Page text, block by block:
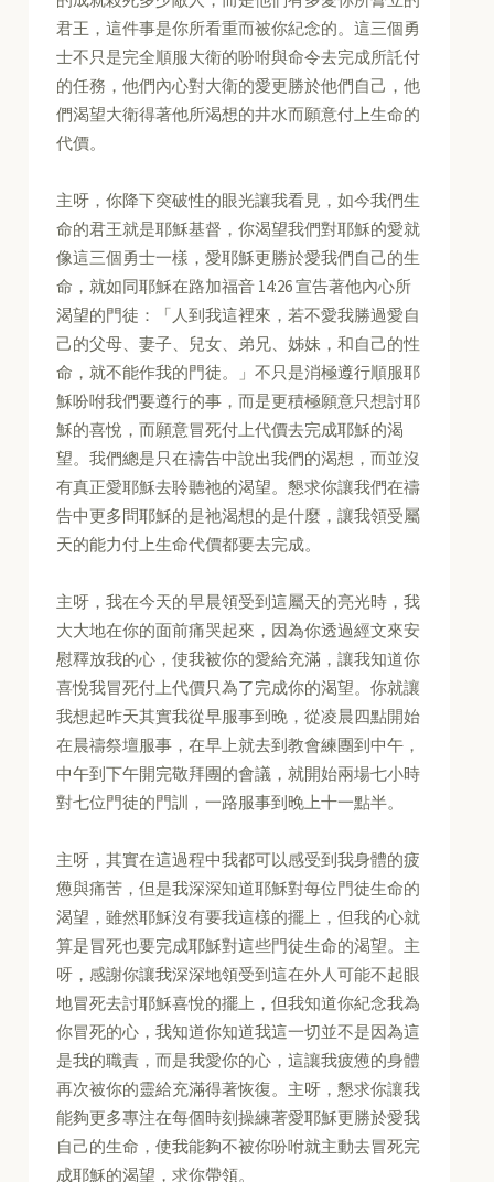
君王，這件事是你所看重而被你紀念的。這三個勇
士不只是完全順服大衛的吩咐與命令去完成所託付
的任務，他們內心對大衛的愛更勝於他們自己，他
們渴望大衛得著他所渴想的井水而願意付上生命的
代價。
主呀，你降下突破性的眼光讓我看見，如今我們生
命的君王就是耶穌基督，你渴望我們對耶穌的愛就
像這三個勇士一樣，愛耶穌更勝於愛我們自己的生
命，就如同耶穌在路加福音 14:26 宣告著他內心所
渴望的門徒：「人到我這裡來，若不愛我勝過愛自
己的父母、妻子、兒女、弟兄、姊妹，和自己的性
命，就不能作我的門徒。」不只是消極遵行順服耶
穌吩咐我們要遵行的事，而是更積極願意只想討耶
穌的喜悅，而願意冒死付上代價去完成耶穌的渴
望。我們總是只在禱告中說出我們的渴想，而並沒
有真正愛耶穌去聆聽祂的渴望。懇求你讓我們在禱
告中更多問耶穌的是祂渴想的是什麼，讓我領受屬
天的能力付上生命代價都要去完成。
主呀，我在今天的早晨領受到這屬天的亮光時，我
大大地在你的面前痛哭起來，因為你透過經文來安
慰釋放我的心，使我被你的愛給充滿，讓我知道你
喜悅我冒死付上代價只為了完成你的渴望。你就讓
我想起昨天其實我從早服事到晚，從凌晨四點開始
在晨禱祭壇服事，在早上就去到教會練團到中午，
中午到下午開完敬拜團的會議，就開始兩場七小時
對七位門徒的門訓，一路服事到晚上十一點半。
主呀，其實在這過程中我都可以感受到我身體的疲
憊與痛苦，但是我深深知道耶穌對每位門徒生命的
渴望，雖然耶穌沒有要我這樣的擺上，但我的心就
算是冒死也要完成耶穌對這些門徒生命的渴望。主
呀，感謝你讓我深深地領受到這在外人可能不起眼
地冒死去討耶穌喜悅的擺上，但我知道你紀念我為
你冒死的心，我知道你知道我這一切並不是因為這
是我的職責，而是我愛你的心，這讓我疲憊的身體
再次被你的靈給充滿得著恢復。主呀，懇求你讓我
能夠更多專注在每個時刻操練著愛耶穌更勝於愛我
自己的生命，使我能夠不被你吩咐就主動去冒死完
成耶穌的渴望，求你帶領。